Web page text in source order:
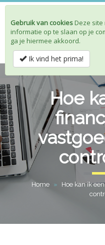
Hoe
Home »
Hoe kan ik
Gebruik van cookiesDeze site
informatie op te slaan op je
ga je hiermee akkoord.
Ik vind het prima!